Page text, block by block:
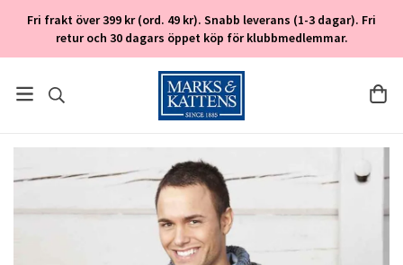
Fri frakt över 399 kr (ord. 49 kr). Snabb leverans (1-3 dagar). Fri
retur och 30 dagars öppet köp för klubbmedlemmar.